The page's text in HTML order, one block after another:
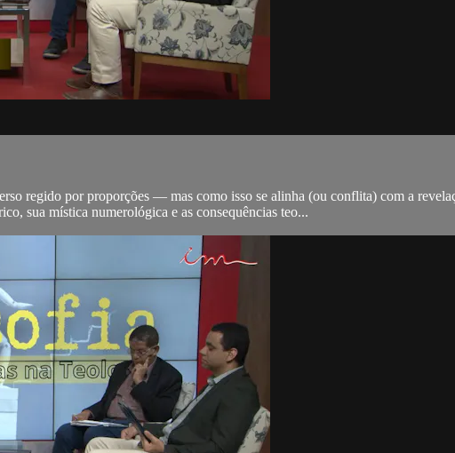
regido por proporções — mas como isso se alinha (ou conflita) com a
sua mística numerológica e as consequências teo...